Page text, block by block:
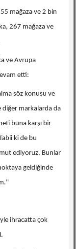
mağaza ve 2 bin
267 mağaza ve
ve Avrupa
etti:
söz konusu ve
diğer markalarda da
buna karşı bir
ki de bu
ediyoruz. Bunlar
geldiğinde
ihracatta çok